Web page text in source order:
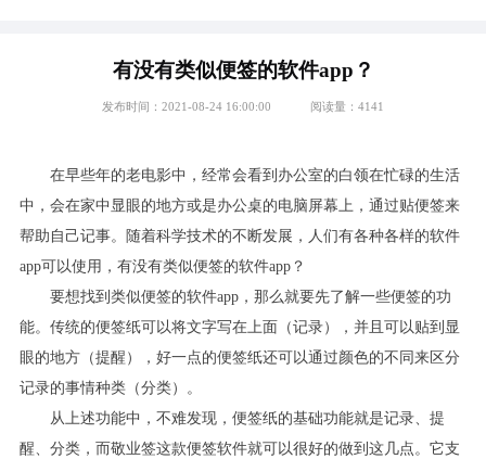
有没有类似便签的软件app？
发布时间：2021-08-24 16:00:00 阅读量：4141
在早些年的老电影中，经常会看到办公室的白领在忙碌的生活
中，会在家中显眼的地方或是办公桌的电脑屏幕上，通过贴便签来
帮助自己记事。随着科学技术的不断发展，人们有各种各样的软件
app可以使用，有没有类似便签的软件app？
要想找到类似便签的软件app，那么就要先了解一些便签的功
能。传统的便签纸可以将文字写在上面（记录），并且可以贴到显
眼的地方（提醒），好一点的便签纸还可以通过颜色的不同来区分
记录的事情种类（分类）。
从上述功能中，不难发现，便签纸的基础功能就是记录、提
醒、分类，而敬业签这款便签软件就可以很好的做到这几点。它支